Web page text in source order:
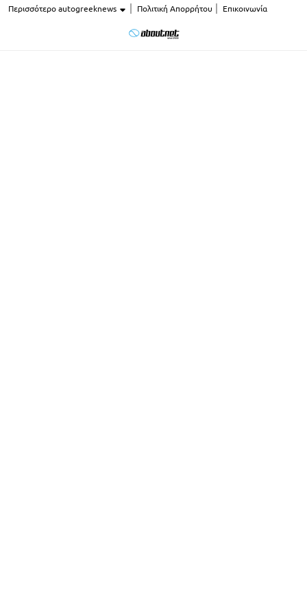
Περισσότερο autogreeknews Πολιτική Απορρήτου Επικοινωνία